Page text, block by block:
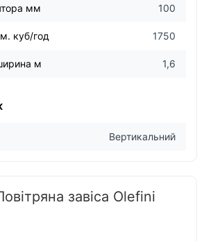
мм 100
м. куб/год 1750
м 1,6
Вертикальний
завіса Olefini